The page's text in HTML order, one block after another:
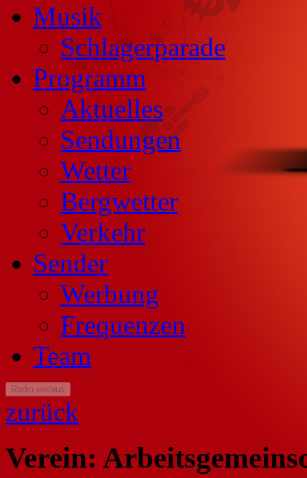
Musik
Schlagerparade
Programm
Aktuelles
Sendungen
Wetter
Bergwetter
Verkehr
Sender
Werbung
Frequenzen
Team
Radio ein/aus
zurück
Verein: